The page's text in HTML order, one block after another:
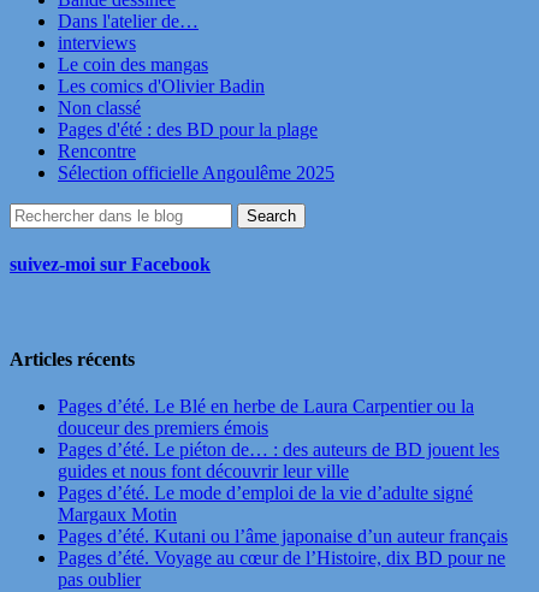
Dans l'atelier de…
interviews
Le coin des mangas
Les comics d'Olivier Badin
Non classé
Pages d'été : des BD pour la plage
Rencontre
Sélection officielle Angoulême 2025
suivez-moi sur Facebook
Articles récents
Pages d’été. Le Blé en herbe de Laura Carpentier ou la
douceur des premiers émois
Pages d’été. Le piéton de… : des auteurs de BD jouent les
guides et nous font découvrir leur ville
Pages d’été. Le mode d’emploi de la vie d’adulte signé
Margaux Motin
Pages d’été. Kutani ou l’âme japonaise d’un auteur français
Pages d’été. Voyage au cœur de l’Histoire, dix BD pour ne
pas oublier